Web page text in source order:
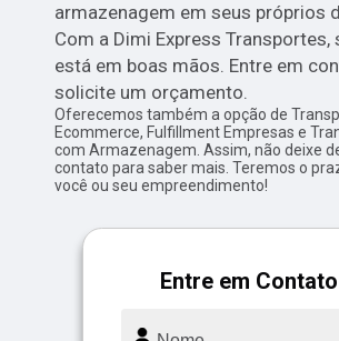
armazenagem em seus próprios
Com a Dimi Express Transportes,
está em boas mãos. Entre em
solicite um orçamento.
Oferecemos também a opção de
Ecommerce, Fulfillment Empresas e
com Armazenagem. Assim, não deixe
contato para saber mais. Teremos o
você ou seu empreendimento!
Entre em Contato